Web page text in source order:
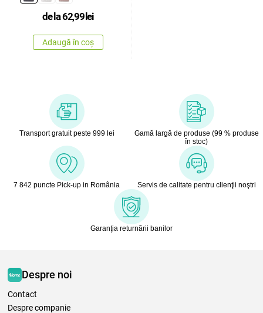
de la62,99 lei
Adaugă în coș
Transport gratuit peste 999 lei
Gamă largă de produse (99 % produse
în stoc)
7 842 puncte Pick-up in România Servis de calitate pentru clienţii noştri
Garanţia returnării banilor
Despre noi
Contact
Despre companie